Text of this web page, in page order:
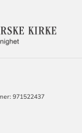
971522437